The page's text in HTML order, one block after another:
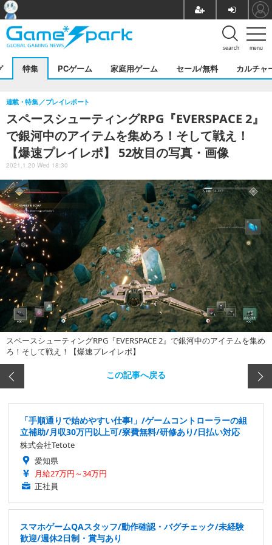
menu
search
特集 PCゲーム 家庭用ゲーム セール/無料 カルチャ
スペースシューティングRPG『EVERSPACE 2』
で銀河中のアイテムを集めろ！そして戦え！
【爆速プレイレポ】 52枚目の写真・画像
連載・特集 プレイレポート
2021.1.20 Wed 18:30
スペースシューティングRPG『EVERSPACE 2』で銀河中のアイテムを集め
ろ！そして戦え！【爆速プレイレポ】
この記事へ戻る
「手順通りで始めやすい仕事!」/ゲームコントローラーの組
立補助/月収30万円以上可/寮費無料/研修あり/日払い対応
株式会社Tetote
愛知県
月給27万円～34万円
正社員
スマホゲームQAスタッフ/動作確認・バグチェック/未経験
歓迎/週休2日制・賞与あり